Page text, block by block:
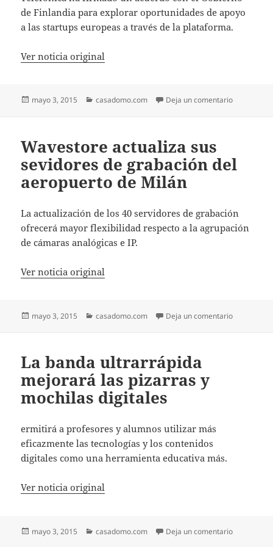
de Finlandia para explorar oportunidades de apoyo
a las startups europeas a través de la plataforma.
Ver noticia original
Publicado
mayo 3, 2015 Categorías
casadomo.com Deja un comentarioen La
Wavestore actualiza sus
sevidores de grabación del
aeropuerto de Milán
La actualización de los 40 servidores de grabación
ofrecerá mayor flexibilidad respecto a la agrupación
de cámaras analógicas e IP.
Ver noticia original
Publicado
mayo 3, 2015 Categorías
casadomo.com Deja un comentarioen
La banda ultrarrápida
mejorará las pizarras y
mochilas digitales
ermitirá a profesores y alumnos utilizar más
eficazmente las tecnologías y los contenidos
digitales como una herramienta educativa más.
Ver noticia original
Publicado
mayo 3, 2015 Categorías
casadomo.com Deja un comentarioen La